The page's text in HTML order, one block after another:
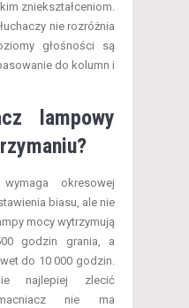
zniekształceniom.
nie rozróżnia
głośności są
do kolumn i
lampowy
okresowej
biasu, ale nie
mocy wytrzymują
godzin grania, a
do 10 000 godzin.
najlepiej zlecić
nie ma